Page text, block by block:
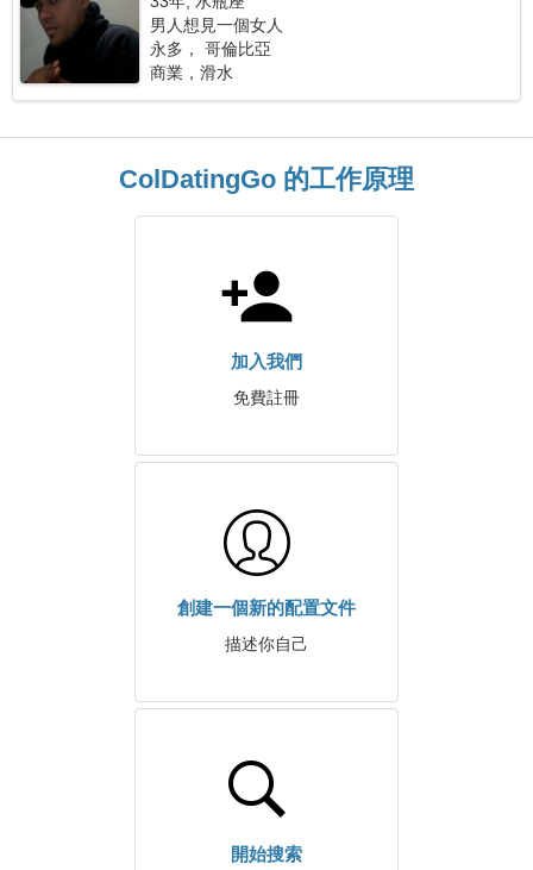
男人想見一個女人
永多， 哥倫比亞
商業，滑水
ColDatingGo 的工作原理
加入我們
免費註冊
創建一個新的配置文件
描述你自己
開始搜索